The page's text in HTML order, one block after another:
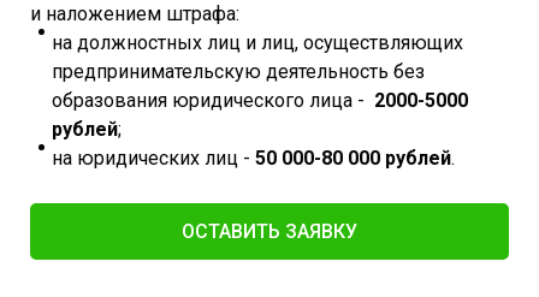
и наложением штрафа:
на должностных лиц и лиц, осуществляющих
предпринимательскую деятельность без
образования юридического лица - 2000-5000
рублей;
на юридических лиц - 50 000-80 000 рублей.
ОСТАВИТЬ ЗАЯВКУ​